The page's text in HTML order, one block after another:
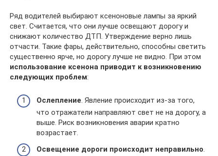
Ряд водителей выбирают ксеноновые лампы за яркий
свет. Считается, что они лучше освещают дорогу и
снижают количество ДТП. Утверждение верно лишь
отчасти. Такие фары, действительно, способны светить
существенно ярче, но дорогу лучше не видно. При этом
использование ксенона приводит к возникновению
следующих проблем:
Ослепление. Явление происходит из-за того,
что отражатели направляют свет не на дорогу, а
выше. Риск возникновения аварии кратно
возрастает.
Освещение дороги происходит неправильно.